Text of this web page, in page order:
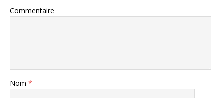
Commentaire
Nom *